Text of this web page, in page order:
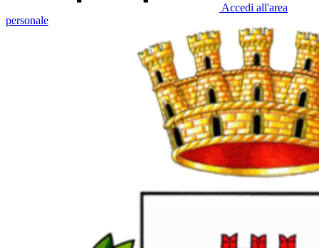
Accedi all'area
personale